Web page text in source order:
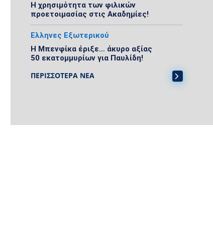
Η χρησιμότητα των φιλικών
προετοιμασίας στις Ακαδημίες!
Ελληνες Εξωτερικού
Η Μπενφίκα έριξε… άκυρο αξίας
50 εκατομμυρίων για Παυλίδη!
ΠΕΡΙΣΣΟΤΕΡΑ ΝΕΑ